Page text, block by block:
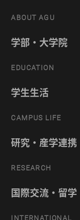
ABOUT AGU
学部・大学院
EDUCATION
学生生活
CAMPUS LIFE
研究・産学連携
RESEARCH
国際交流・留学
INTERNATIONAL